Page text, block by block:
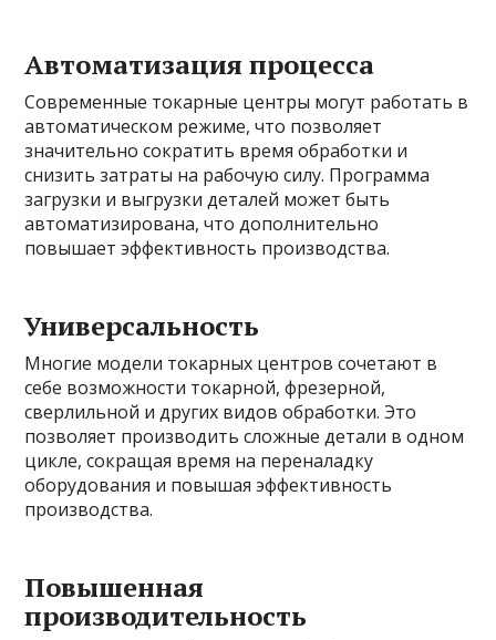
Автоматизация процесса
Современные токарные центры могут работать в
автоматическом режиме, что позволяет
значительно сократить время обработки и
снизить затраты на рабочую силу. Программа
загрузки и выгрузки деталей может быть
автоматизирована, что дополнительно
повышает эффективность производства.
Универсальность
Многие модели токарных центров сочетают в
себе возможности токарной, фрезерной,
сверлильной и других видов обработки. Это
позволяет производить сложные детали в одном
цикле, сокращая время на переналадку
оборудования и повышая эффективность
производства.
Повышенная
производительность